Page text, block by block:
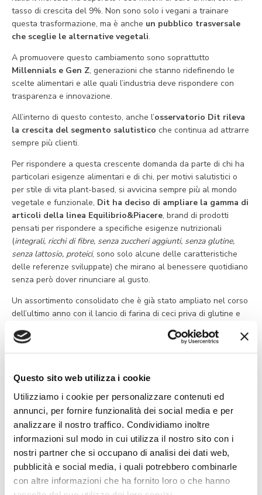
Questo sito web utilizza i cookie
Utilizziamo i cookie per personalizzare contenuti ed
annunci, per fornire funzionalità dei social media e per
analizzare il nostro traffico. Condividiamo inoltre
informazioni sul modo in cui utilizza il nostro sito con i
nostri partner che si occupano di analisi dei dati web,
pubblicità e social media, i quali potrebbero combinarle
con altre informazioni che ha fornito loro o che hanno
tasso di crescita del 9%. Non sono solo i vegani a trainare
questa trasformazione, ma è anche un pubblico trasversale
che sceglie le alternative vegetali.
A promuovere questo cambiamento sono soprattutto
Millennials e Gen Z, generazioni che stanno ridefinendo le
scelte alimentari e alle quali l’industria deve rispondere con
trasparenza e innovazione.
All’interno di questo contesto, anche l’osservatorio Dit rileva
la crescita del segmento salutistico che continua ad attrarre
sempre più clienti.
Per rispondere a questa crescente domanda da parte di chi ha
particolari esigenze alimentari e di chi, per motivi salutistici o
per stile di vita plant-based, si avvicina sempre più al mondo
vegetale e funzionale, Dit ha deciso di ampliare la gamma di
articoli della linea Equilibrio&Piacere, brand di prodotti
pensati per rispondere a specifiche esigenze nutrizionali
(integrali, ricchi di fibre, senza zuccheri aggiunti, senza glutine,
senza lattosio, proteici, sono solo alcune delle caratteristiche
delle referenze sviluppate) che mirano al benessere quotidiano
senza però dover rinunciare al gusto.
Un assortimento consolidato che è già stato ampliato nel corso
dell’ultimo anno con il lancio di farina di ceci priva di glutine e
ricca di proteine e fibre, farina di avena, albume d’uovo, latte
fermentato con probiotici e vitamine B6 e D che contribuiscono
al normale funzionamento del sistema immunitario.
Una linea che continuerà a crescere con il lancio nei prossimi
mesi di pasta integrale trafilata al bronzo, biscotti ai cereali e
piadina sfogliata con farina integrale, tutti prodotti fonte di
fibre. Il reparto dei freschi, inoltre, si arricchirà con
l’ampliamento della linea di yogurt greco grazie all’introduzione
del senza lattosio, altoproteico e con 0% di grassi, oltre che
con unanuova gamma di prodotti veg, che vedrà protagonisti
miniburger di spinaci e di broccoli, cotolette vegetali e hummus.